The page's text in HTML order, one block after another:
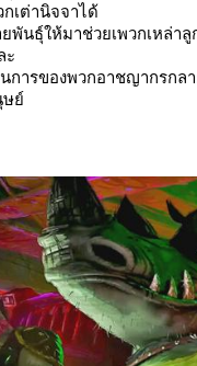
เต่านิจจาได้
นธุ์ให้มาช่วยเพวกเหล่าลู
ะ
การของพวกอาชญากรกล
ย์